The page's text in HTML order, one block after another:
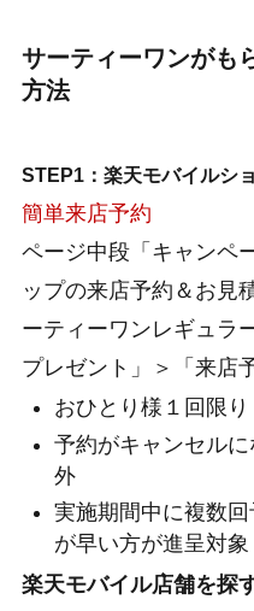
サーティーワンがも
方法
STEP1：楽天モバイルシ
簡単来店予約
ページ中段「キャンペ
ップの来店予約＆お見
ーティーワンレギュラ
プレゼント」＞「来店
おひとり様１回限り
予約がキャンセル
外
実施期間中に複数
が早い方が進呈対象
楽天モバイル店舗を探